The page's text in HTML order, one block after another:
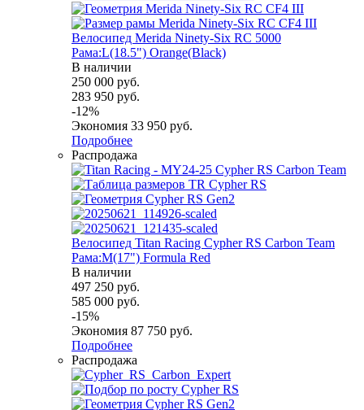
Велосипед Merida Ninety-Six RC 5000
Рама:L(18.5") Orange(Black)
В наличии
250 000 руб.
283 950 руб.
-12%
Экономия 33 950 руб.
Подробнее
Распродажа
Велосипед Titan Racing Cypher RS Carbon Team
Рама:M(17") Formula Red
В наличии
497 250 руб.
585 000 руб.
-15%
Экономия 87 750 руб.
Подробнее
Распродажа